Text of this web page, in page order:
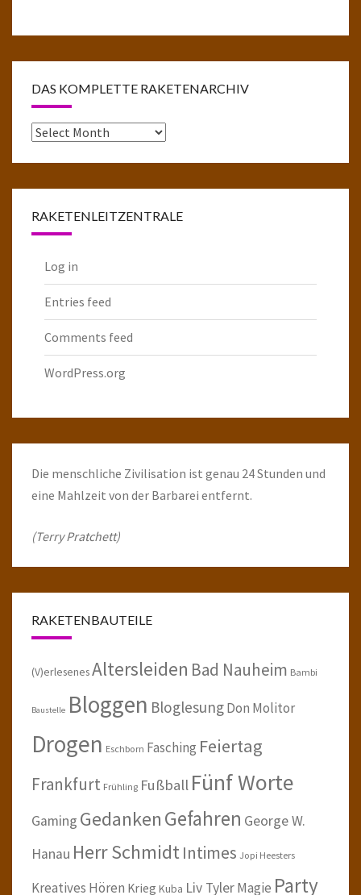
DAS KOMPLETTE RAKETENARCHIV
Das
RAKETENLEITZENTRALE
Log in
Entries feed
Comments feed
WordPress.org
Die menschliche Zivilisation ist genau 24 Stunden und
eine Mahlzeit von der Barbarei entfernt.
(Terry Pratchett)
RAKETENBAUTEILE
(V)erlesenesAltersleiden Bad Nauheim Bambi
Baustelle Bloggen BloglesungDon Molitor
Drogen Eschborn Fasching Feiertag
Frankfurt Frühling Fußball Fünf Worte
Gaming GedankenGefahren George W.
Hanau Herr SchmidtIntimes Jopi Heesters
Kreatives Hören Krieg Kuba Liv TylerMagie Party